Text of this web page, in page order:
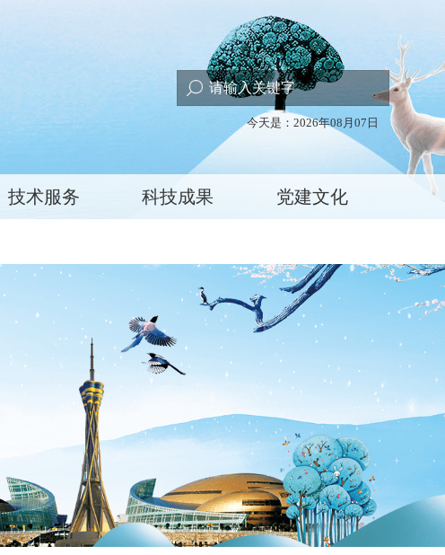
今天是：2026年08月07日
技术服务 科技成果 党建文化